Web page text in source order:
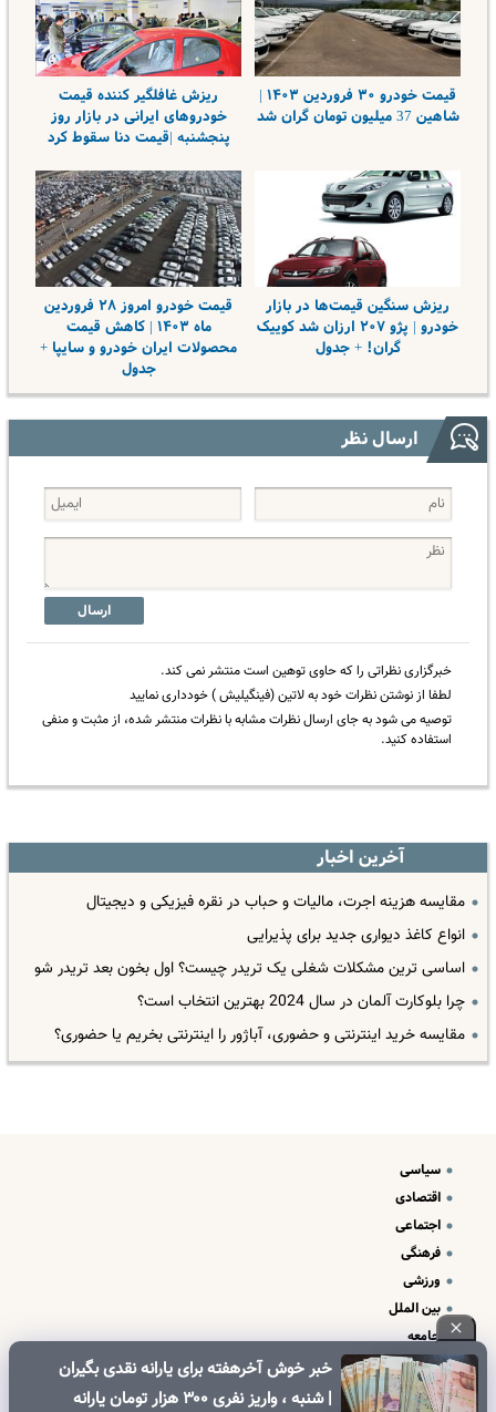
قیمت خودرو ۳۰ فروردین ۱۴۰۳ |
شاهین 37 میلیون تومان گران شد
ریزش غافلگیر کننده قیمت
خودروهای ایرانی در بازار روز
پنجشنبه |قیمت دنا سقوط کرد
ریزش سنگین قیمت‌ها در بازار
خودرو | پژو ۲۰۷ ارزان شد کوییک
گران! + جدول
قیمت خودرو امروز ۲۸ فروردین
ماه ۱۴۰۳ | کاهش قیمت
محصولات ایران خودرو و سایپا +
جدول
ارسال نظر
ارسال
خبرگزاری نظراتی را که حاوی توهین است منتشر نمی کند.
لطفا از نوشتن نظرات خود به لاتین (فینگیلیش ) خودداری نمایید
توصیه می شود به جای ارسال نظرات مشابه با نظرات منتشر شده، از مثبت و منفی
استفاده کنید.
آخرین اخبار
مقایسه هزینه اجرت، مالیات و حباب در نقره فیزیکی و دیجیتال
انواع کاغذ دیواری جدید برای پذیرایی
اساسی ترین مشکلات شغلی یک تریدر چیست؟ اول بخون بعد تریدر شو
چرا بلوکارت آلمان در سال 2024 بهترین انتخاب است؟
مقایسه خرید اینترنتی و حضوری، آباژور را اینترنتی بخریم یا حضوری؟
خبر خوش آخرهفته برای یارانه نقدی بگیران
| شنبه ، واریز نفری ۳۰۰ هزار تومان یارانه
سیاسی
اقتصادی
اجتماعی
فرهنگی
ورزشی
بین الملل
جامعه
علم و فناوری
درباره ما